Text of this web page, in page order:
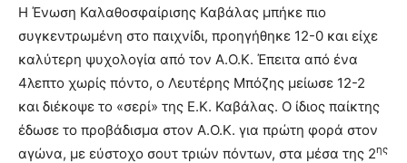
Η Ένωση Καλαθοσφαίρισης Καβάλας μπήκε πιο
συγκεντρωμένη στο παιχνίδι, προηγήθηκε 12-0 και είχε
καλύτερη ψυχολογία από τον Α.Ο.Κ. Έπειτα από ένα
4λεπτο χωρίς πόντο, ο Λευτέρης Μπόζης μείωσε 12-2
και διέκοψε το «σερί» της Ε.Κ. Καβάλας. Ο ίδιος παίκτης
έδωσε το προβάδισμα στον Α.Ο.Κ. για πρώτη φορά στον
αγώνα, με εύστοχο σουτ τριών πόντων, στα μέσα της 2ης